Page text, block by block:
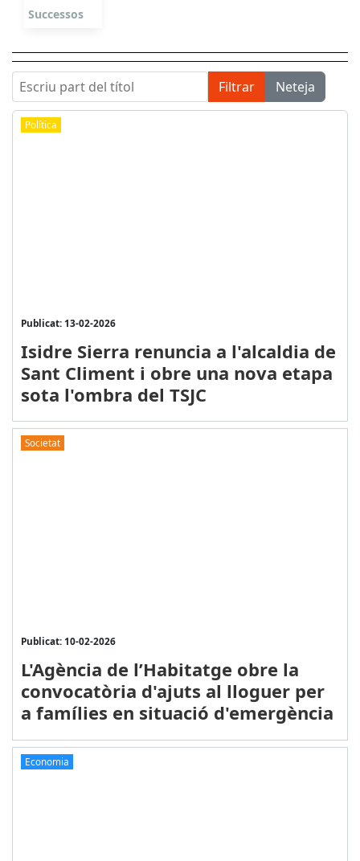
Successos
Escriu part del títol Filtrar Neteja
Política
Publicat: 13-02-2026
Isidre Sierra renuncia a l'alcaldia de
Sant Climent i obre una nova etapa
sota l'ombra del TSJC
Societat
Publicat: 10-02-2026
L'Agència de l’Habitatge obre la
convocatòria d'ajuts al lloguer per
a famílies en situació d'emergència
Economia